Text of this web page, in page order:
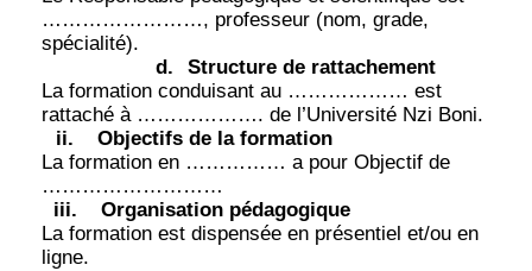
……………………, professeur (nom, grade,
spécialité).
d.
Structure de rattachement
La formation conduisant au ……………… est
rattaché à ………………. de l’Université Nzi Boni.
ii.
Objectifs de la formation
La formation en …………… a pour Objectif de
………………………
iii.
Organisation pédagogique
La formation est dispensée en présentiel et/ou en
ligne.